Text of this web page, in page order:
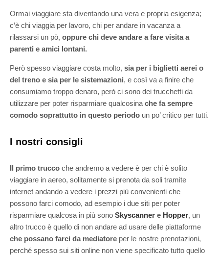
Ormai viaggiare sta diventando una vera e propria esigenza;
c’è chi viaggia per lavoro, chi per andare in vacanza a
rilassarsi un pò, oppure chi deve andare a fare visita a
parenti e amici lontani.
Però spesso viaggiare costa molto, sia per i biglietti aerei o
del treno e sia per le sistemazioni, e così va a finire che
consumiamo troppo denaro, però ci sono dei trucchetti da
utilizzare per poter risparmiare qualcosina che fa sempre
comodo soprattutto in questo periodo un po’ critico per tutti.
I nostri consigli
Il primo trucco che andremo a vedere è per chi è solito
viaggiare in aereo, solitamente si prenota da soli tramite
internet andando a vedere i prezzi più convenienti che
possono farci comodo, ad esempio i due siti per poter
risparmiare qualcosa in più sono Skyscanner e Hopper, un
altro trucco è quello di non andare ad usare delle piattaforme
che possano farci da mediatore per le nostre prenotazioni,
perché spesso sui siti online non viene specificato tutto quello